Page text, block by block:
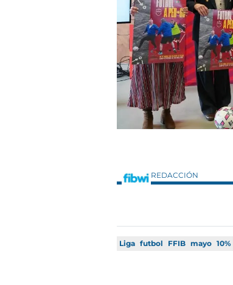
REDACCIÓN
Liga futbol FFIB mayo 10%